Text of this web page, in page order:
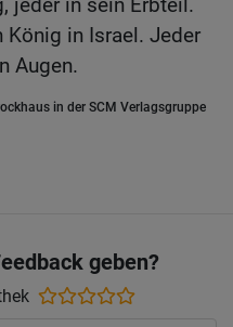
König in Israel. Jeder
Augen.
in der SCM Verlagsgruppe
geben?